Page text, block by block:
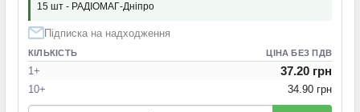
15 шт - РАДІОМАГ-Дніпро
Підписка на надходження
КІЛЬКІСТЬ ЦІНА БЕЗ ПДВ
1+ 37.20 грн
10+ 34.90 грн